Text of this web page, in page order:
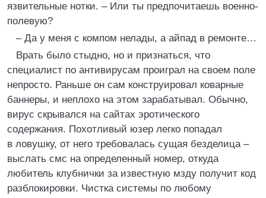
язвительные нотки. – Или ты предпочитаешь военно-
полевую?
– Да у меня с компом нелады, а айпад в ремонте…
Врать было стыдно, но и признаться, что
специалист по антивирусам проиграл на своем поле
непросто. Раньше он сам конструировал коварные
баннеры, и неплохо на этом зарабатывал. Обычно,
вирус скрывался на сайтах эротического
содержания. Похотливый юзер легко попадал
в ловушку, от него требовалась сущая безделица –
выслать смс на определенный номер, откуда
любитель клубнички за известную мзду получит код
разблокировки. Чистка системы по любому